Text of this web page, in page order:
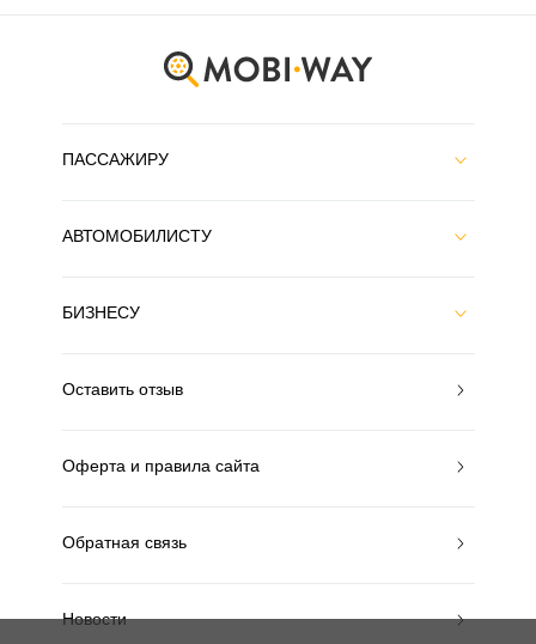
ПАССАЖИРУ
АВТОМОБИЛИСТУ
БИЗНЕСУ
Оставить отзыв
Оферта и правила сайта
Обратная связь
Новости